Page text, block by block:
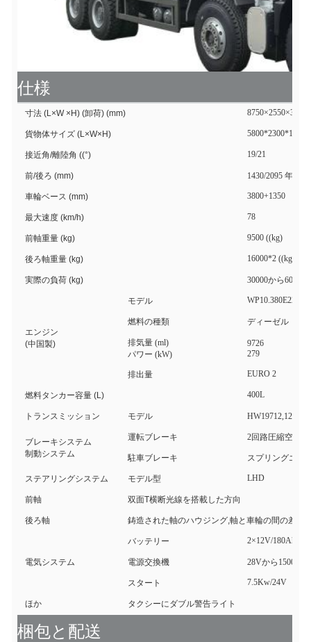
仕様
寸法 (L×W ×H) (卸荷) (mm) 8750×2550×3450
貨物体サイズ (L×W×H)
接近角/離陸角 ((°) 19/21
前/後ろ (mm) 1430/2095 年
車輪ベース (mm) 3800+1350
最大速度 (km/h) 78
前軸重量 (kg) 9500 ((kg)
後ろ軸重量 (kg) 16000*2 ((kg)
実際の負荷 (kg) 30000から60000
エンジン
(中国製)
モデル WP10.380E22
燃料の種類 ディーゼル
排気量 (ml)
パワー (kW)
9726
279
排出量 EURO 2
燃料タンカー容量 (L) 400L
トランスミッション モデル HW19712,12 前
ブレーキシステム
制動システム
運転ブレーキ 2回路圧縮空気
駐車ブレーキ スプリングエネ
ステアリングシステム モデル型 LHD
前軸 双面T横断光線を搭載した方向
後ろ軸 鋳造された軸のハウジング,軸と車輪の間の差点
電気システム
バッテリー 2×12V/180Ah
電源交換機 28Vから1500kw
スタート 7.5Kw/24V
ほか タクシーにダブル警告ライト
梱包と配送